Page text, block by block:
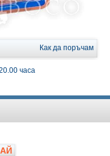
Как да поръчам
часа